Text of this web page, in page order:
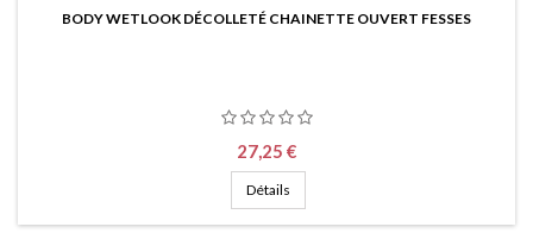
BODY WETLOOK DÉCOLLETÉ CHAINETTE OUVERT FESSES
Prix
27,25 €
Détails